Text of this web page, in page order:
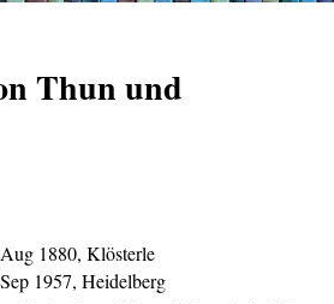
Thun und
1880, Klösterle
1957, Heidelberg